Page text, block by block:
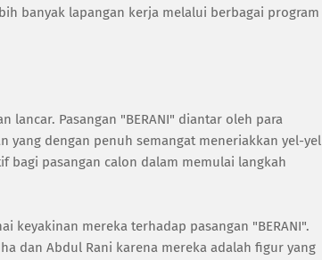
banyak lapangan kerja melalui berbagai program
lancar. Pasangan "BERANI" diantar oleh para
yang dengan penuh semangat meneriakkan yel-yel
bagi pasangan calon dalam memulai langkah
keyakinan mereka terhadap pasangan "BERANI".
dan Abdul Rani karena mereka adalah figur yang